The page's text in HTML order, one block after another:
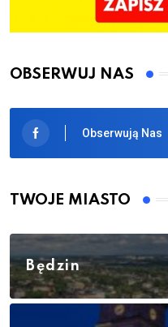
OBSERWUJ NAS
Obserwują Nas
TWOJE MIASTO
Będzin